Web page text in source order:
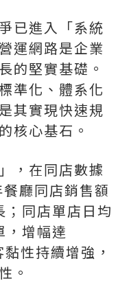
已進入「系統
運網路是企業
的堅實基礎。
準化、體系化
其實現快速規
核心基石。
，在同店數據
廳同店銷售額
同店單店日均
增幅達
性持續增強，
。